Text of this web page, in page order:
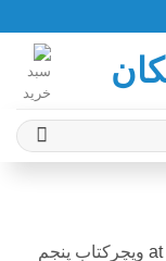
ویچرکتاب پنجم